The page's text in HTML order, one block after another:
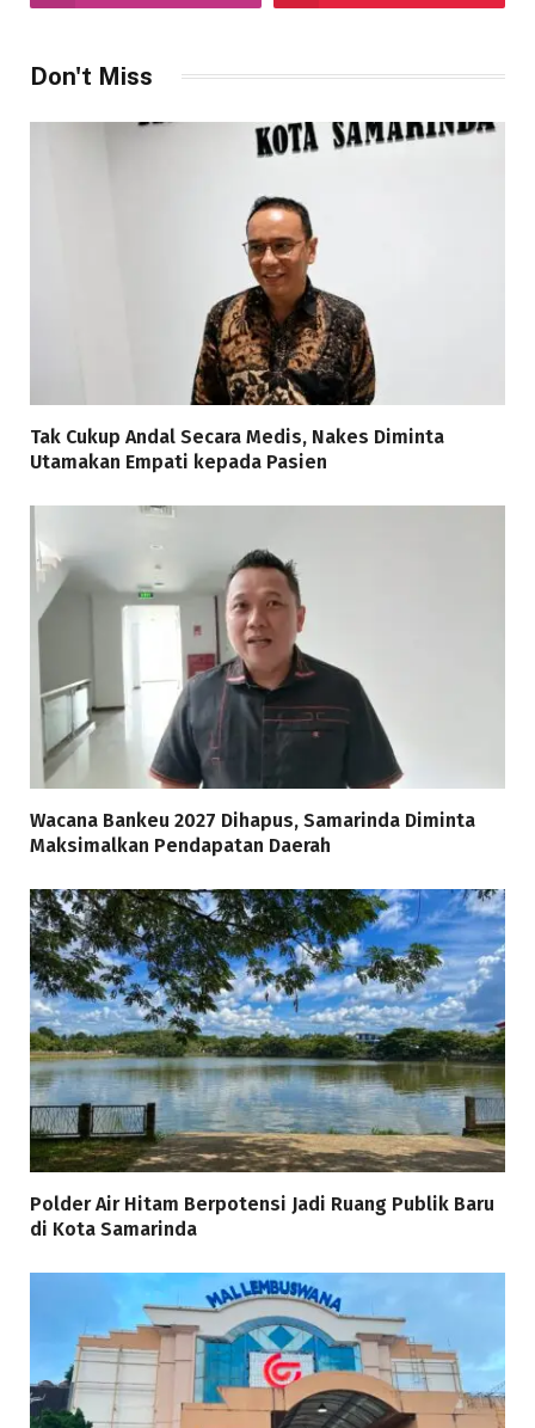
Don't Miss
Tak Cukup Andal Secara Medis, Nakes Diminta
Utamakan Empati kepada Pasien
Wacana Bankeu 2027 Dihapus, Samarinda Diminta
Maksimalkan Pendapatan Daerah
Polder Air Hitam Berpotensi Jadi Ruang Publik Baru
di Kota Samarinda